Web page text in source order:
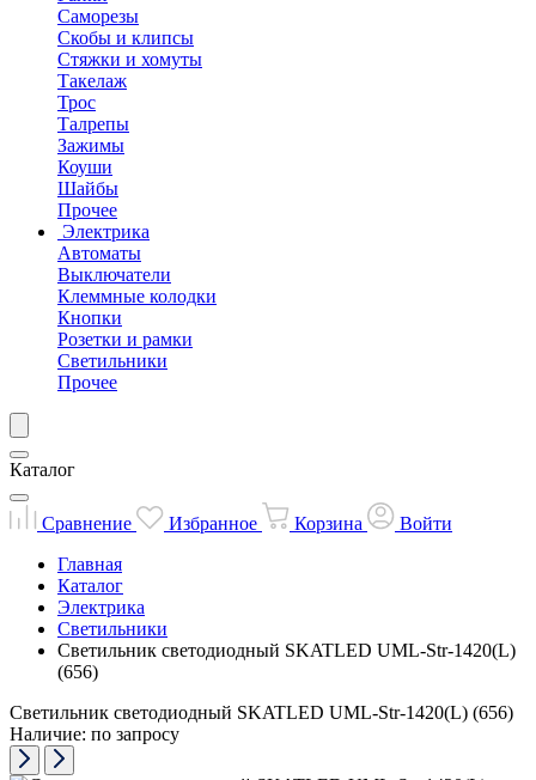
Саморезы
Скобы и клипсы
Стяжки и хомуты
Такелаж
Трос
Талрепы
Зажимы
Коуши
Шайбы
Прочее
Электрика
Автоматы
Выключатели
Клеммные колодки
Кнопки
Розетки и рамки
Светильники
Прочее
Каталог
Сравнение Избранное Корзина
Войти
Главная
Каталог
Электрика
Светильники
Светильник светодиодный SKATLED UML-Str-1420(L)
(656)
Светильник светодиодный SKATLED UML-Str-1420(L) (656)
Наличие: по запросу